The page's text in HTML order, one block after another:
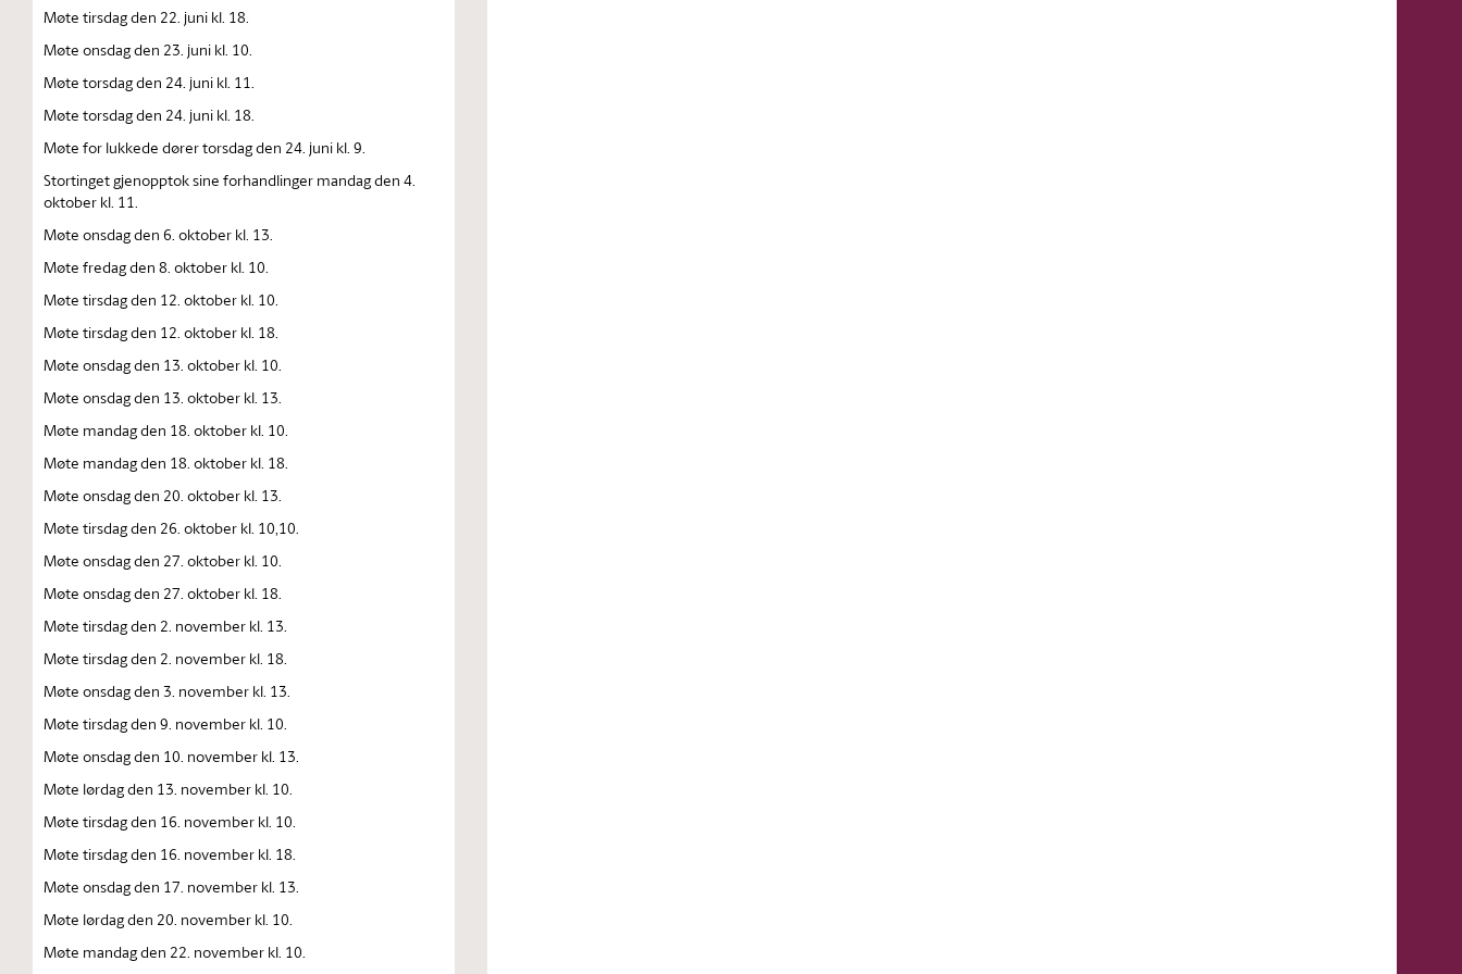
Møte tirsdag den 22. juni kl. 18.
Møte onsdag den 23. juni kl. 10.
Møte torsdag den 24. juni kl. 11.
Møte torsdag den 24. juni kl. 18.
Møte for lukkede dører torsdag den 24. juni kl. 9.
Stortinget gjenopptok sine forhandlinger mandag den 4.
oktober kl. 11.
Møte onsdag den 6. oktober kl. 13.
Møte fredag den 8. oktober kl. 10.
Møte tirsdag den 12. oktober kl. 10.
Møte tirsdag den 12. oktober kl. 18.
Møte onsdag den 13. oktober kl. 10.
Møte onsdag den 13. oktober kl. 13.
Møte mandag den 18. oktober kl. 10.
Møte mandag den 18. oktober kl. 18.
Møte onsdag den 20. oktober kl. 13.
Møte tirsdag den 26. oktober kl. 10,10.
Møte onsdag den 27. oktober kl. 10.
Møte onsdag den 27. oktober kl. 18.
Møte tirsdag den 2. november kl. 13.
Møte tirsdag den 2. november kl. 18.
Møte onsdag den 3. november kl. 13.
Møte tirsdag den 9. november kl. 10.
Møte onsdag den 10. november kl. 13.
Møte lørdag den 13. november kl. 10.
Møte tirsdag den 16. november kl. 10.
Møte tirsdag den 16. november kl. 18.
Møte onsdag den 17. november kl. 13.
Møte lørdag den 20. november kl. 10.
Møte mandag den 22. november kl. 10.